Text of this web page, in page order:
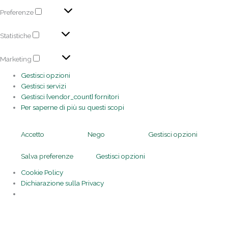
Preferenze
Statistiche
Marketing
Gestisci opzioni
Gestisci servizi
Gestisci {vendor_count} fornitori
Per saperne di più su questi scopi
Accetto Nego Gestisci opzioni
Salva preferenze
Gestisci opzioni
Cookie Policy
Dichiarazione sulla Privacy